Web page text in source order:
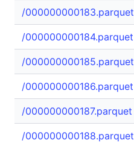
/000000000183.parquet
/000000000184.parquet
/000000000185.parquet
/000000000186.parquet
/000000000187.parquet
/000000000188.parquet